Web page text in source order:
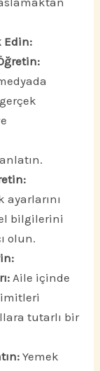
Edin:
bilgilerini
olun.
Aile içinde
tutarlı bir
Yemek